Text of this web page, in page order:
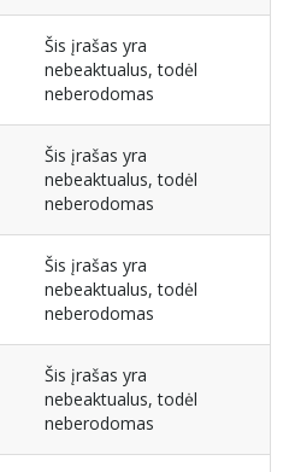
Šis įrašas yra
nebeaktualus, todėl
neberodomas
Šis įrašas yra
nebeaktualus, todėl
neberodomas
Šis įrašas yra
nebeaktualus, todėl
neberodomas
Šis įrašas yra
nebeaktualus, todėl
neberodomas